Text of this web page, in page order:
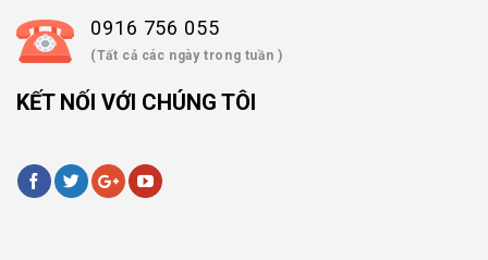
0916 756 055
(Tất cả các ngày trong tuần )
KẾT NỐI VỚI CHÚNG TÔI